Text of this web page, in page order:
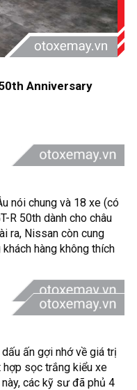
Anniversary
nói chung và 18 xe (có
R 50th dành cho châu
ra, Nissan còn cung
hàng không thích
ấn gợi nhớ về giá trị
hợp sọc trắng kiểu xe
các kỹ sư đã phủ 4